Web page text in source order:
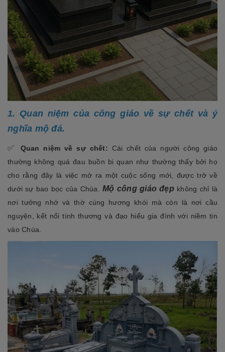
1. Quan niệm của công giáo về sự chết và ý
nghĩa mộ đá.
✅ Quan niệm về sự chết: Cái chết của người công giáo
thường không quá đau buồn bi quan như thường thấy bởi họ
cho rằng đây là việc mở ra một cuộc sống mới, được trở về
dưới sự bao bọc của Chúa.Mộ công giáo đẹp không chỉ là
nơi tưởng nhớ và thờ cúng hương khói mà còn là nơi cầu
nguyện, kết nối tình thương và đạo hiếu gia đình với niềm tin
vào Chúa.